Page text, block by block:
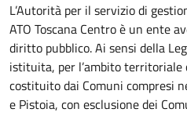
L’Autorità per il servizio di
ATO Toscana Centro è un ente
diritto pubblico. Ai sensi della
istituita, per l’ambito territoriale
costituito dai Comuni compresi
e Pistoia, con esclusione dei